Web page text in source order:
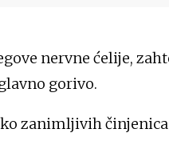
nervne ćelije,
gorivo.
zanimljivih